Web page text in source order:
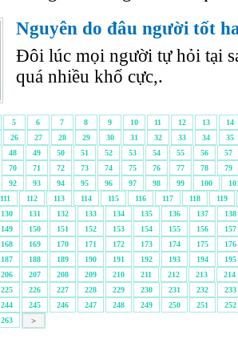
Nguyên do đâu người tốt
Đôi lúc mọi người tự hỏi tại
quá nhiều khổ cực,.
5 6 7 8 9 10 11 12 13
14
26 27 28 29 30 31 32 33 34
35
48 49 50 51 52 53 54 55 56
57
70 71 72 73 74 75 76 77 78
79
92 93 94 95 96 97 98 99 100
111 112 113 114 115 116 117 118
119
130 131 132 133 134 135 136 137
138
149 150 151 152 153 154 155 156
157
168 169 170 171 172 173 174 175
176
187 188 189 190 191 192 193 194
195
206 207 208 209 210 211 212 213
214
225 226 227 228 229 230 231 232
233
244 245 246 247 248 249 250 251
252
263 >